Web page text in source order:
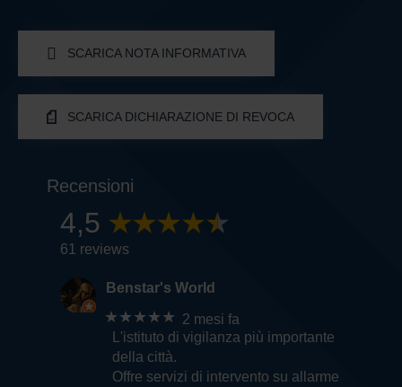
SCARICA NOTA INFORMATIVA
SCARICA DICHIARAZIONE DI REVOCA
Recensioni
4,5
61 reviews
Benstar's World
★★★★★ 2 mesi fa
L'istituto di vigilanza più importante
della città.
Offre servizi di intervento su allarme